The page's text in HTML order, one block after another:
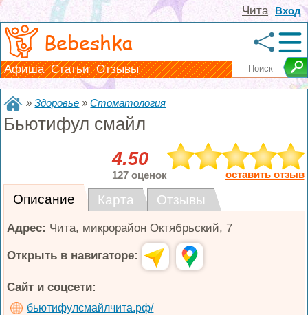
Вход
Чита
Bebeshka
Афиша Статьи Отзывы
»Здоровье »Стоматология
Бьютифул смайл
4.50
127 оценок оставить отзыв
Описание Карта Отзывы
Адрес: Чита, микрорайон Октябрьский, 7
Открыть в навигаторе:
Сайт и соцсети:
бьютифулсмайлчита.рф/